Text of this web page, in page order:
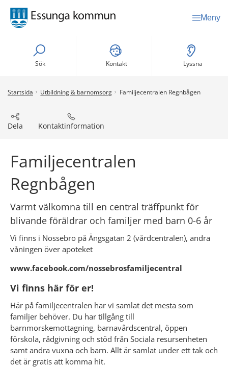
Meny
Sök Kontakt Lyssna
Startsida Utbildning & barnomsorg Familjecentralen Regnbågen
Dela Kontaktinformation
Familjecentralen
Regnbågen
Varmt välkomna till en central träffpunkt för
blivande föräldrar och familjer med barn 0-6 år
Vi finns i Nossebro på Ängsgatan 2 (vårdcentralen), andra
våningen över apoteket
www.facebook.com/nossebrosfamiljecentral
Vi finns här för er!
Här på familjecentralen har vi samlat det mesta som
familjer behöver. Du har tillgång till
barnmorskemottagning, barnavårdscentral, öppen
förskola, rådgivning och stöd från Sociala resursenheten
samt andra vuxna och barn. Allt är samlat under ett tak och
det är gratis att komma hit.